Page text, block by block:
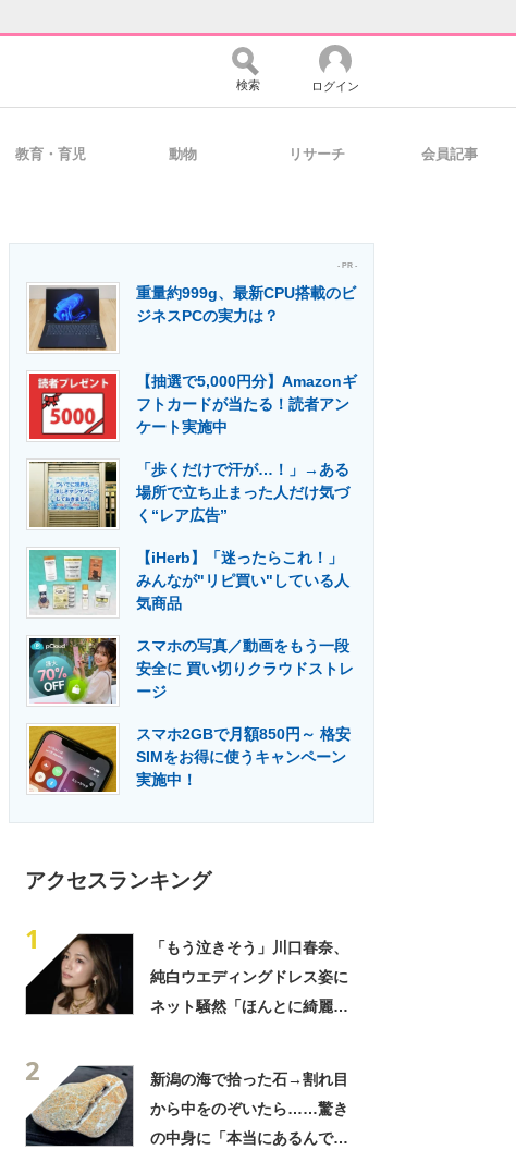
のコミュニティ マーケ×ITの今がよく分かる
入・活用を支援
の専門メディア 建設×テクノロジーの最前線
検索 ログイン
教育・育児 動物 リサーチ 会員記事
- PR -
重量約999g、最新CPU搭載のビ
ジネスPCの実力は？
【抽選で5,000円分】Amazonギ
フトカードが当たる！読者アン
ケート実施中
「歩くだけで汗が…！」→ある
場所で立ち止まった人だけ気づ
く“レア広告”
【iHerb】「迷ったらこれ！」
みんなが"リピ買い"している人
気商品
スマホの写真／動画をもう一段
安全に 買い切りクラウドストレ
ージ
スマホ2GBで月額850円～ 格安
SIMをお得に使うキャンペーン
実施中！
アクセスランキング
1
「もう泣きそう」川口春奈、
純白ウエディングドレス姿に
ネット騒然「ほんとに綺麗」
2
新潟の海で拾った石→割れ目
から中をのぞいたら……驚き
の中身に「本当にあるんです